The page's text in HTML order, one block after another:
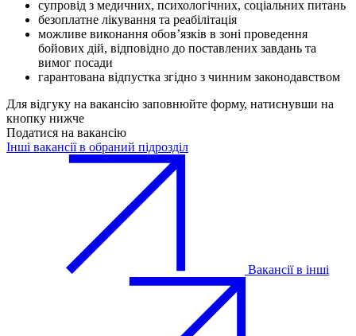
супровід з медичних, психологічних, соціальних питань
безоплатне лікування та реабілітація
можливе виконання обов’язків в зоні проведення
бойових дій, відповідно до поставлених завдань та
вимог посади
гарантована відпустка згідно з чинним законодавством
Для відгуку на вакансію заповнюйте форму, натиснувши на
кнопку нижче
Податися на вакансію
Інші вакансії в обраний підрозділ
Вакансії в інші